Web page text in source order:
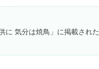
に 気分は焼鳥」に掲載された